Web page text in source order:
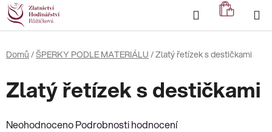
Přejít
na
obsah
Hledat
KOŠÍK
Domů /ŠPERKY PODLE MATERIÁLU /Zlatý řetízek s destičkami
Zlatý řetízek s destičkami
Průměrné
NeohodnocenoPodrobnosti hodnocení